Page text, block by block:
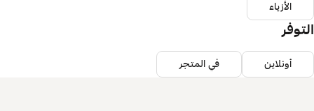
الأزياء
التوفر
أونلاين في المتجر